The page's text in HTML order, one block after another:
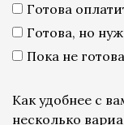
Готова
Готова, но
Пока не
Как удобнее с
несколько